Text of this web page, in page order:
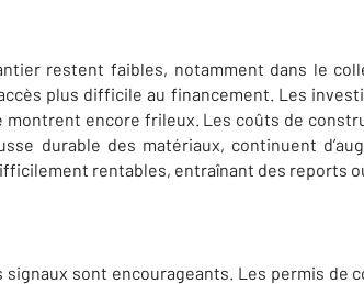
restent faibles, notamment dans le
accès plus difficile au financement. Les
montrent encore frileux. Les coûts de
durable des matériaux, continuent
rentables, entraînant des reports
signaux sont encourageants. Les permis de